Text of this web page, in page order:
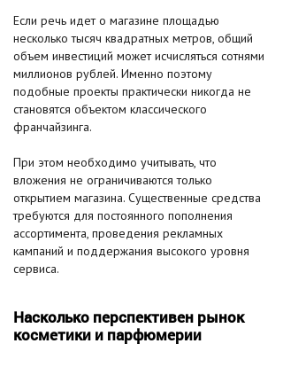
Если речь идет о магазине площадью
несколько тысяч квадратных метров, общий
объем инвестиций может исчисляться сотнями
миллионов рублей. Именно поэтому
подобные проекты практически никогда не
становятся объектом классического
франчайзинга.
При этом необходимо учитывать, что
вложения не ограничиваются только
открытием магазина. Существенные средства
требуются для постоянного пополнения
ассортимента, проведения рекламных
кампаний и поддержания высокого уровня
сервиса.
Насколько перспективен рынок
косметики и парфюмерии